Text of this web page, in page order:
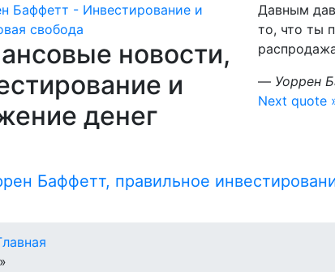
новости,
и
денег
Давным
то, что ты
— Уоррен
Next quote
»